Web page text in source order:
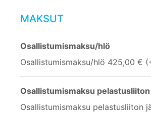
MAKSUT
Osallistumismaksu/hlö
Osallistumismaksu/hlö 425,00 €
Osallistumismaksu
Osallistumismaksu pelastusliiton